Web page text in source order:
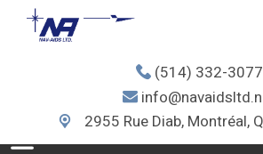
(514) 332-3077
2955 Rue Diab, Montréal,